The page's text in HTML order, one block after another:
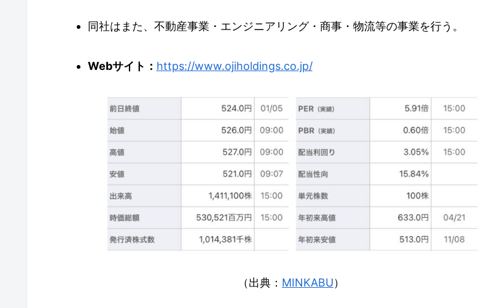
同社はまた、不動産事業・エンジニアリング・商事・物流等の事業を行う。
Webサイト： https://www.ojiholdings.co.jp/
（出典： MINKABU）